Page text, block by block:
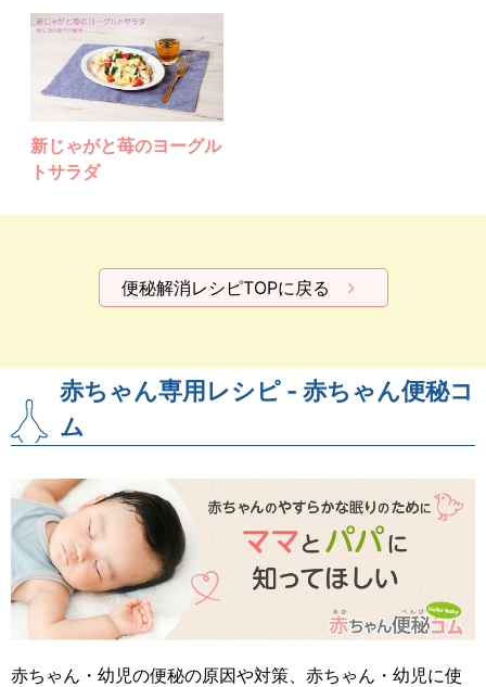
新じゃがと苺のヨーグル
トサラダ
便秘解消レシピTOPに戻る
赤ちゃん専用レシピ - 赤ちゃん便秘コ
ム
赤ちゃん・幼児の便秘の原因や対策、赤ちゃん・幼児に使